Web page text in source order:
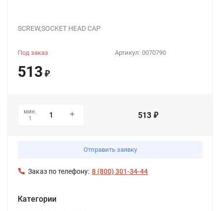
SCREW,SOCKET HEAD CAP
Артикул: 0070790
Под заказ
513 ₽
мин.
1
513 ₽
Отправить заявку
Заказ по телефону: 8 (800) 301-34-44
Категории